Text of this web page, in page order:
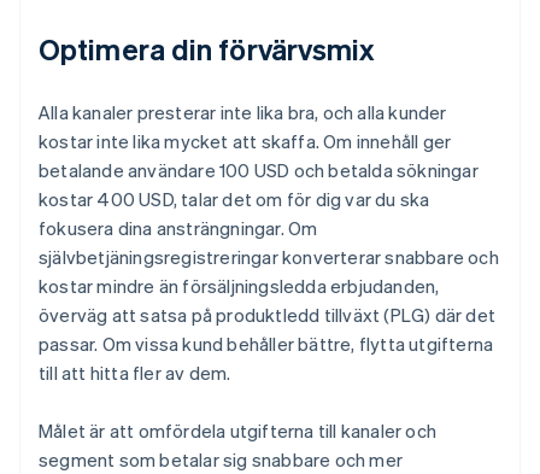
Optimera din förvärvsmix
Alla kanaler presterar inte lika bra, och alla kunder
kostar inte lika mycket att skaffa. Om innehåll ger
betalande användare 100 USD och betalda sökningar
kostar 400 USD, talar det om för dig var du ska
fokusera dina ansträngningar. Om
självbetjäningsregistreringar konverterar snabbare och
kostar mindre än försäljningsledda erbjudanden,
överväg att satsa på produktledd tillväxt (PLG) där det
passar. Om vissa kund behåller bättre, flytta utgifterna
till att hitta fler av dem.
Målet är att omfördela utgifterna till kanaler och
segment som betalar sig snabbare och mer